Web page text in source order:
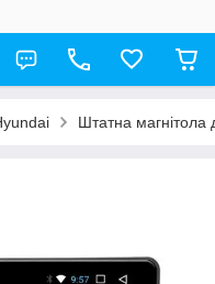
Штатна